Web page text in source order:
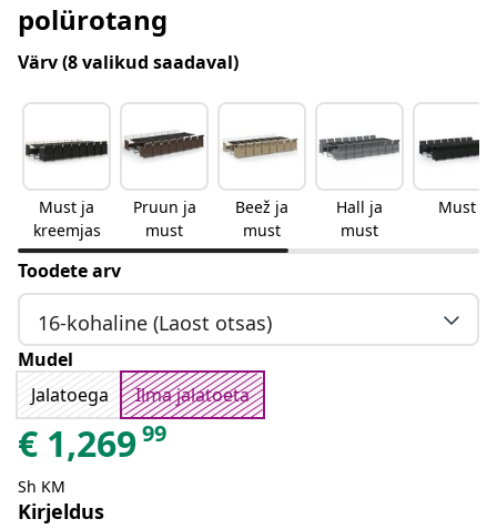
polürotang
Värv(8 valikud saadaval)
Must ja
kreemjas
Pruun ja
must
Beež ja
must
Hall ja
must
Must
Toodete arv
16-kohaline (Laost otsas)
Mudel
Jalatoega
Ilma jalatoeta
€ 1,26999
Sh KM
Kirjeldus